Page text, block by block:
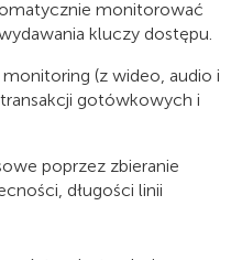
monitorować
kluczy dostępu.
(z wideo, audio i
gotówkowych i
poprzez zbieranie
długości linii